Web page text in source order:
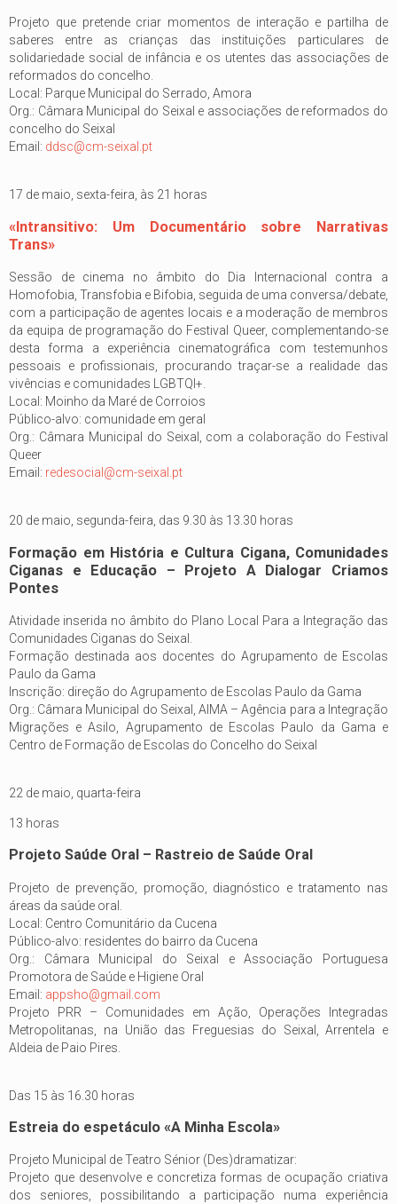
Projeto que pretende criar momentos de interação e partilha de
saberes entre as crianças das instituições particulares de
solidariedade social de infância e os utentes das associações de
reformados do concelho.
Local: Parque Municipal do Serrado, Amora
Org.: Câmara Municipal do Seixal e associações de reformados do
concelho do Seixal
Email: ddsc@cm-seixal.pt
17 de maio, sexta-feira, às 21 horas
«Intransitivo: Um Documentário sobre Narrativas
Trans»
Sessão de cinema no âmbito do Dia Internacional contra a
Homofobia, Transfobia e Bifobia, seguida de uma conversa/debate,
com a participação de agentes locais e a moderação de membros
da equipa de programação do Festival Queer, complementando-se
desta forma a experiência cinematográfica com testemunhos
pessoais e profissionais, procurando traçar-se a realidade das
vivências e comunidades LGBTQI+.
Local: Moinho da Maré de Corroios
Público-alvo: comunidade em geral
Org.: Câmara Municipal do Seixal, com a colaboração do Festival
Queer
Email: redesocial@cm-seixal.pt
20 de maio, segunda-feira, das 9.30 às 13.30 horas
Formação em História e Cultura Cigana, Comunidades
Ciganas e Educação – Projeto A Dialogar Criamos
Pontes
Atividade inserida no âmbito do Plano Local Para a Integração das
Comunidades Ciganas do Seixal.
Formação destinada aos docentes do Agrupamento de Escolas
Paulo da Gama
Inscrição: direção do Agrupamento de Escolas Paulo da Gama
Org.: Câmara Municipal do Seixal, AIMA – Agência para a Integração
Migrações e Asilo, Agrupamento de Escolas Paulo da Gama e
Centro de Formação de Escolas do Concelho do Seixal
22 de maio, quarta-feira
13 horas
Projeto Saúde Oral – Rastreio de Saúde Oral
Projeto de prevenção, promoção, diagnóstico e tratamento nas
áreas da saúde oral.
Local: Centro Comunitário da Cucena
Público-alvo: residentes do bairro da Cucena
Org.: Câmara Municipal do Seixal e Associação Portuguesa
Promotora de Saúde e Higiene Oral
Email: appsho@gmail.com
Projeto PRR – Comunidades em Ação, Operações Integradas
Metropolitanas, na União das Freguesias do Seixal, Arrentela e
Aldeia de Paio Pires.
Das 15 às 16.30 horas
Estreia do espetáculo «A Minha Escola»
Projeto Municipal de Teatro Sénior (Des)dramatizar:
Projeto que desenvolve e concretiza formas de ocupação criativa
dos seniores, possibilitando a participação numa experiência